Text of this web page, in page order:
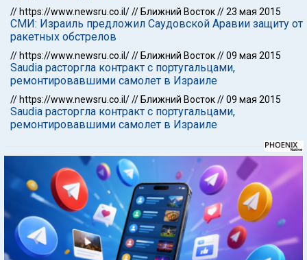
//https://www.newsru.co.il///Ближний Восток//23 мая 2015
СМИ: Израиль предложил Саудовской Аравии защиту от
ракетных обстрелов
//https://www.newsru.co.il///Ближний Восток//09 мая 2015
Saudia расторгла контракт с португальцами,
ремонтировавшими самолет в Израиле
//https://www.newsru.co.il///Ближний Восток//09 мая 2015
Saudia расторгла контракт с португальцами,
ремонтировавшими самолет в Израиле